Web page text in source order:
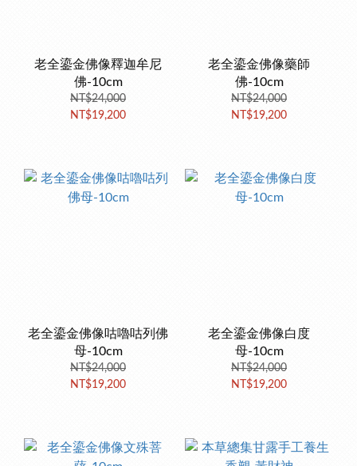
老全鎏金佛像釋迦牟尼
佛-10cm
NT$24,000
NT$19,200
老全鎏金佛像藥師
佛-10cm
NT$24,000
NT$19,200
老全鎏金佛像咕嚕咕列佛
母-10cm
NT$24,000
NT$19,200
老全鎏金佛像白度
母-10cm
NT$24,000
NT$19,200